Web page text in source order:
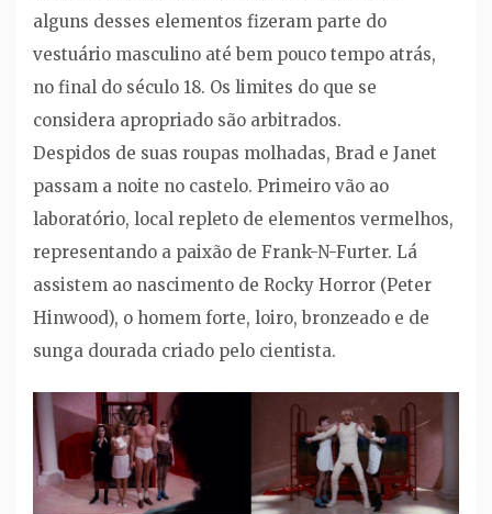
alguns desses elementos fizeram parte do
vestuário masculino até bem pouco tempo atrás,
no final do século 18. Os limites do que se
considera apropriado são arbitrados.
Despidos de suas roupas molhadas, Brad e Janet
passam a noite no castelo. Primeiro vão ao
laboratório, local repleto de elementos vermelhos,
representando a paixão de Frank-N-Furter. Lá
assistem ao nascimento de Rocky Horror (Peter
Hinwood), o homem forte, loiro, bronzeado e de
sunga dourada criado pelo cientista.